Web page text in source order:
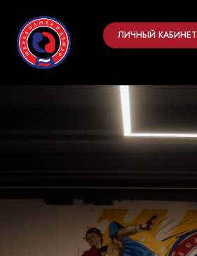
ЛИЧНЫЙ КАБИНЕТ